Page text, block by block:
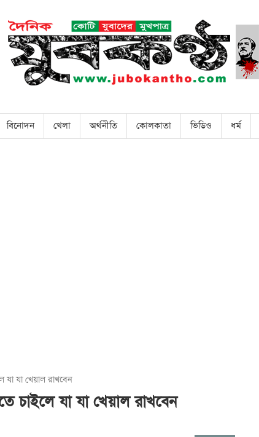
বিনোদন খেলা অর্থনীতি কোলকাতা ভিডিও ধর্ম
যা যা খেয়াল রাখবেন
চাইলে যা যা খেয়াল রাখবেন